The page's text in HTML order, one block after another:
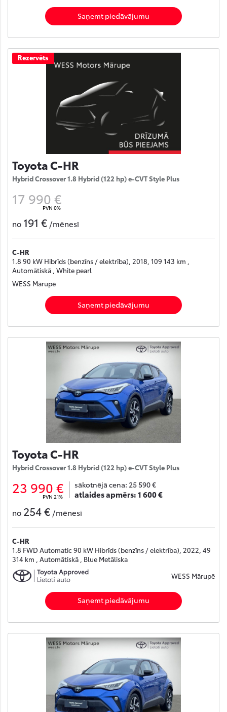
Saņemt piedāvājumu
Rezervēts
Toyota C-HR
Hybrid Crossover 1.8 Hybrid (122 hp) e-CVT Style Plus
17 990 €
PVN 0%
no 191 € /mēnesī
C-HR
1.8 90 kW Hibrīds (benzīns / elektrība), 2018, 109 143 km ,
Automātiskā , White pearl
WESS Mārupē
Saņemt piedāvājumu
Toyota C-HR
Hybrid Crossover 1.8 Hybrid (122 hp) e-CVT Style Plus
23 990 €
PVN 21%
sākotnējā cena: 25 590 €
atlaides apmērs:1 600 €
no 254 € /mēnesī
C-HR
1.8 FWD Automatic 90 kW Hibrīds (benzīns / elektrība), 2022, 49
314 km , Automātiskā , Blue Metāliska
WESS Mārupē
Saņemt piedāvājumu